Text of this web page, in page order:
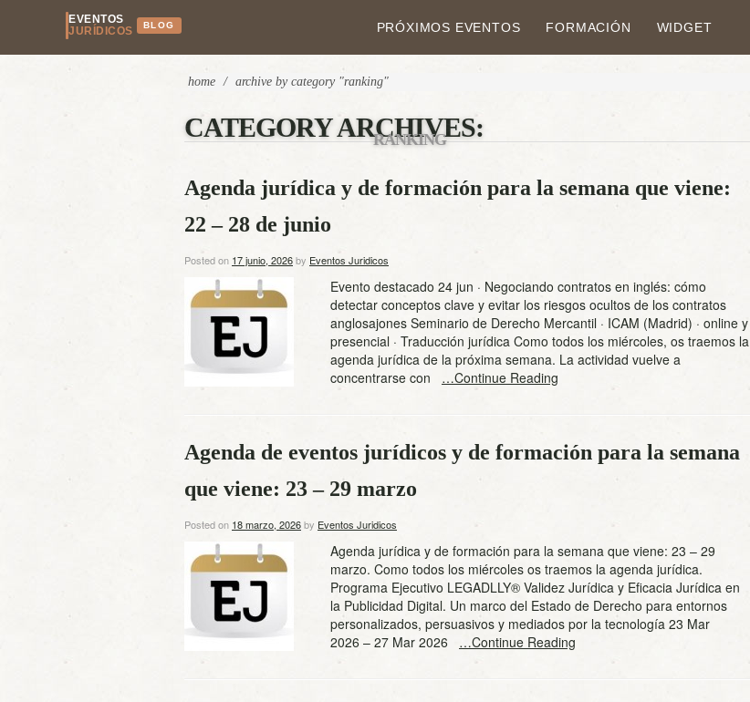
EVENTOS
JURÍDICOS
BLOG PRÓXIMOS EVENTOS FORMACIÓN WIDGET
home / archive by category "ranking"
CATEGORY ARCHIVES:
RANKING
Agenda jurídica y de formación para la semana que viene:
22 – 28 de junio
Posted on 17 junio, 2026by Eventos Juridicos
Evento destacado 24 jun · Negociando contratos en inglés: cómo
detectar conceptos clave y evitar los riesgos ocultos de los contratos
anglosajones Seminario de Derecho Mercantil · ICAM (Madrid) · online y
presencial · Traducción jurídica Como todos los miércoles, os traemos la
agenda jurídica de la próxima semana. La actividad vuelve a
concentrarse con …Continue Reading
Agenda de eventos jurídicos y de formación para la semana
que viene: 23 – 29 marzo
Posted on 18 marzo, 2026by Eventos Juridicos
Agenda jurídica y de formación para la semana que viene: 23 – 29
marzo. Como todos los miércoles os traemos la agenda jurídica.
Programa Ejecutivo LEGADLLY® Validez Jurídica y Eficacia Jurídica en
la Publicidad Digital. Un marco del Estado de Derecho para entornos
personalizados, persuasivos y mediados por la tecnología 23 Mar
2026 – 27 Mar 2026 …Continue Reading